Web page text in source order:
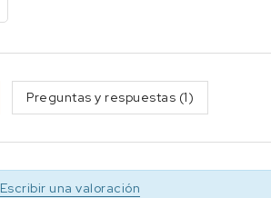
Preguntas y respuestas (1)
Escribir una valoración